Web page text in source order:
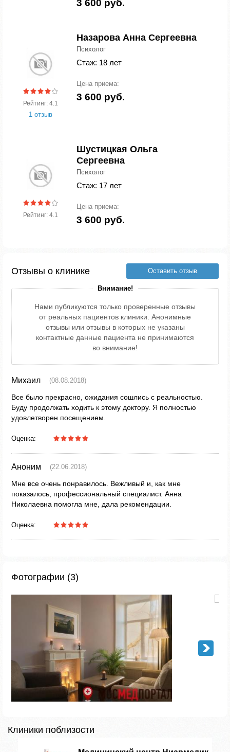
3 600 руб.
Рейтинг: 4.1
1 отзыв
Назарова Анна Сергеевна
Психолог
Стаж: 18 лет
Цена приема:
3 600 руб.
Рейтинг: 4.1
Шустицкая Ольга
Сергеевна
Психолог
Стаж: 17 лет
Цена приема:
3 600 руб.
Отзывы о клинике Оставить отзыв
Внимание!
Нами публикуются только проверенные отзывы
от реальных пациентов клиники. Анонимные
отзывы или отзывы в которых не указаны
контактные данные пациента не принимаются
во внимание!
Михаил (08.08.2018)
Все было прекрасно, ожидания сошлись с реальностью.
Буду продолжать ходить к этому доктору. Я полностью
удовлетворен посещением.
Оценка:
Аноним (22.06.2018)
Мне все очень понравилось. Вежливый и, как мне
показалось, профессиональный специалист. Анна
Николаевна помогла мне, дала рекомендации.
Оценка:
Фотографии (3)
Клиники поблизости